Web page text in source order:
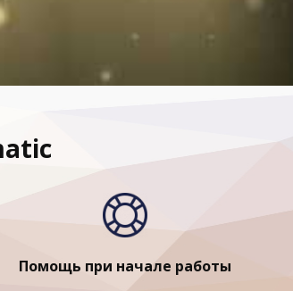
Помощь при начале работы